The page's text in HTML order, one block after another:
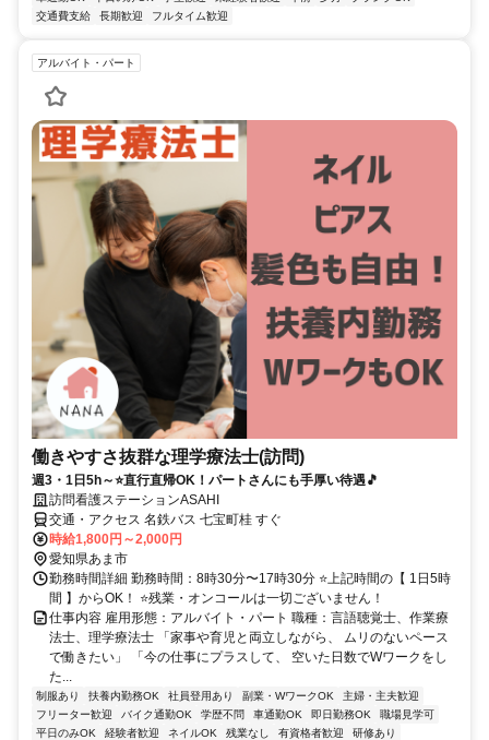
交通費支給
長期歓迎 フルタイム歓迎
アルバイト・パート
働きやすさ抜群な理学療法士(訪問)
週3・1日5h～⭐直行直帰OK！パートさんにも手厚い待遇🎵
訪問看護ステーションASAHI
交通・アクセス 名鉄バス 七宝町桂 すぐ
時給1,800円～2,000円
愛知県あま市
勤務時間詳細 勤務時間：8時30分〜17時30分 ⭐️上記時間の【 1日5時
間 】からOK！ ⭐️残業・オンコールは一切ございません！
仕事内容 雇用形態：アルバイト・パート 職種：言語聴覚士、作業療
法士、理学療法士 「家事や育児と両立しながら、 ムリのないペース
で働きたい」 「今の仕事にプラスして、 空いた日数でWワークをし
た...
制服あり 扶養内勤務OK 社員登用あり 副業・WワークOK
主婦・主夫歓迎
フリーター歓迎
バイク通勤OK 学歴不問 車通勤OK 即日勤務OK
職場見学可
平日のみOK
経験者歓迎 ネイルOK 残業なし 有資格者歓迎
研修あり